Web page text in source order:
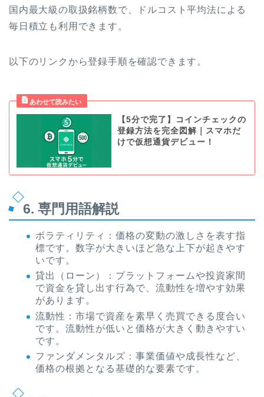
国内最大級の取扱銘柄数で、ドルコスト平均法による
毎日積立も利用できます。
以下のリンクから登録手順を確認できます。
【5分で完了】コインチェックの
登録方法を完全図解｜スマホだ
けで仮想通貨デビュー！
6. 専門用語解説
ボラティリティ：価格の変動の激しさを表す指
標です。数字が大きいほど急な上下が起きやす
いです。
貸出（ローン）：プラットフォームや投資家間
で資金を貸し出す行為で、流動性を増やす効果
があります。
流動性：市場で資産を素早く売買できる度合い
です。流動性が低いと価格が大きく動きやすい
です。
ファンダメンタルズ：事業価値や成長性など、
価格の根拠となる基礎的な要素です。